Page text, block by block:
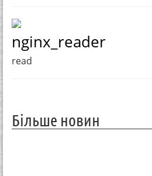
nginx_reader
read
Більше новин